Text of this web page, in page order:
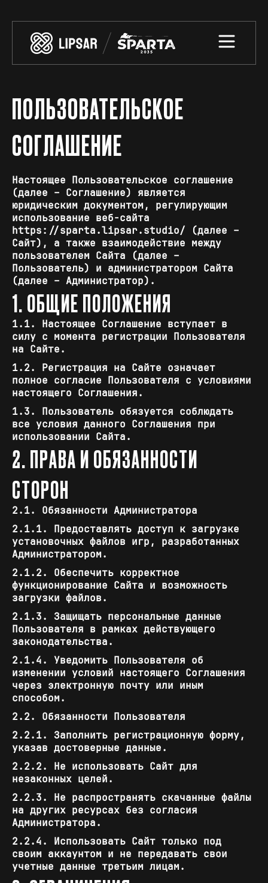
ПОЛЬЗОВАТЕЛЬСКОЕ
СОГЛАШЕНИЕ
Настоящее Пользовательское соглашение
(далее – Соглашение) является
юридическим документом, регулирующим
использование веб-сайта
https://sparta.lipsar.studio/ (далее –
Сайт), а также взаимодействие между
пользователем Сайта (далее –
Пользователь) и администратором Сайта
(далее – Администратор).
1. ОБЩИЕ ПОЛОЖЕНИЯ
1.1. Настоящее Соглашение вступает в
силу с момента регистрации Пользователя
на Сайте.
1.2. Регистрация на Сайте означает
полное согласие Пользователя с условиями
настоящего Соглашения.
1.3. Пользователь обязуется соблюдать
все условия данного Соглашения при
использовании Сайта.
2. ПРАВА И ОБЯЗАННОСТИ
СТОРОН
2.1. Обязанности Администратора
2.1.1. Предоставлять доступ к загрузке
установочных файлов игр, разработанных
Администратором.
2.1.2. Обеспечить корректное
функционирование Сайта и возможность
загрузки файлов.
2.1.3. Защищать персональные данные
Пользователя в рамках действующего
законодательства.
2.1.4. Уведомить Пользователя об
изменении условий настоящего Соглашения
через электронную почту или иным
способом.
2.2. Обязанности Пользователя
2.2.1. Заполнить регистрационную форму,
указав достоверные данные.
2.2.2. Не использовать Сайт для
незаконных целей.
2.2.3. Не распространять скачанные файлы
на других ресурсах без согласия
Администратора.
2.2.4. Использовать Сайт только под
своим аккаунтом и не передавать свои
учетные данные третьим лицам.